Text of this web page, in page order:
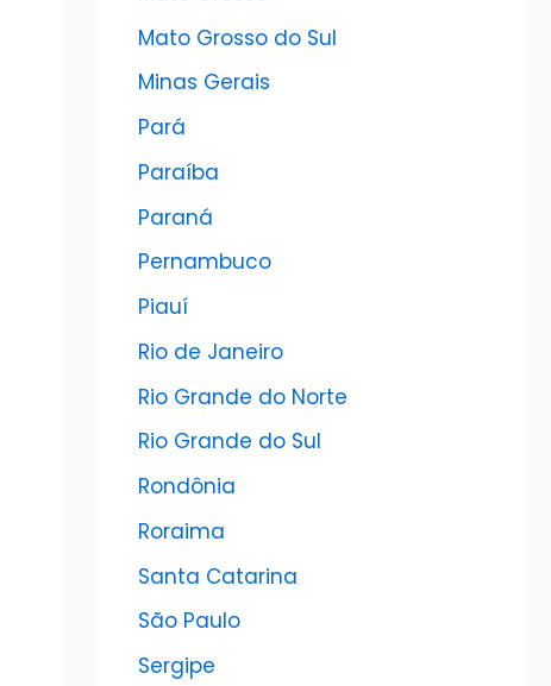
Mato Grosso do Sul
Minas Gerais
Pará
Paraíba
Paraná
Pernambuco
Piauí
Rio de Janeiro
Rio Grande do Norte
Rio Grande do Sul
Rondônia
Roraima
Santa Catarina
São Paulo
Sergipe